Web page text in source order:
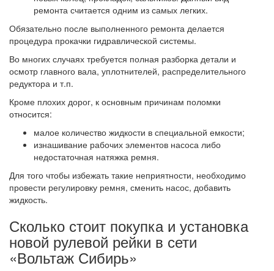
ремонта считается одним из самых легких.
Обязательно после выполненного ремонта делается
процедура прокачки гидравлической системы.
Во многих случаях требуется полная разборка детали и
осмотр главного вала, уплотнителей, распределительного
редуктора и т.п.
Кроме плохих дорог, к основным причинам поломки
относится:
малое количество жидкости в специальной емкости;
изнашивание рабочих элементов насоса либо
недостаточная натяжка ремня.
Для того чтобы избежать такие неприятности, необходимо
провести регулировку ремня, сменить насос, добавить
жидкость.
Сколько стоит покупка и установка
новой рулевой рейки в сети
«Вольтаж Сибирь»